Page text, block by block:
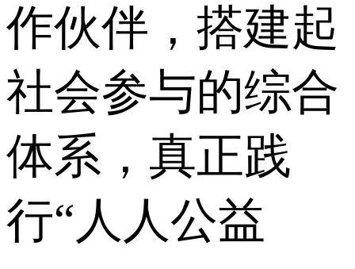
作伙伴，搭建起
社会参与的综合
体系，真正践
行“人人公益